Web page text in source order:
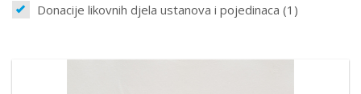
Donacije likovnih djela ustanova i pojedinaca (1)